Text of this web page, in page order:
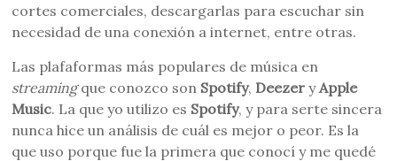
cortes comerciales, descargarlas para escuchar sin
necesidad de una conexión a internet, entre otras.
Las plafaformas más populares de música en
streamingque conozco son Spotify, Deezer yApple
Music. La que yo utilizo es Spotify, y para serte sincera
nunca hice un análisis de cuál es mejor o peor. Es la
que uso porque fue la primera que conocí y me quedé